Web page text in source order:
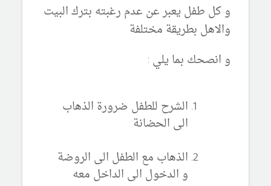
و كل طفل يعبر عن عدم رغبته بترك البيت
والاهل بطريقة مختلفة
و انصحك بما يلي :
الشرح للطفل ضرورة الذهاب
الى الحضانة
الذهاب مع الطفل الى الروضة
و الدخول الى الداخل معه